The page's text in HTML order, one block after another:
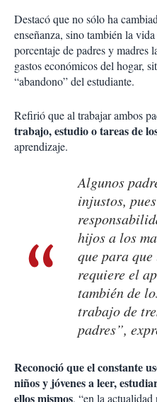
Destacó que no sólo ha
enseñanza, sino también la
porcentaje de padres y madres
gastos económicos del hogar,
“abandono” del estudiante.
Refirió que al trabajar ambos
trabajo, estudio o tareas de
aprendizaje.
Algunos
injustos,
hijos a los
que para
requiere el
también de
trabajo de
padres”,
Reconoció que el constante
niños y jóvenes a leer,
ellos mismos, “en la